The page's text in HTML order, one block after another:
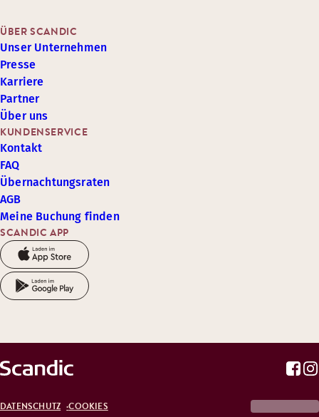
SCANDIC APP
KUNDENSERVICE
Kontakt
FAQ
Übernachtungsraten
AGB
Meine Buchung finden
ÜBER SCANDIC
Unser Unternehmen
Presse
Karriere
Partner
Über uns
DATENSCHUTZ COOKIES